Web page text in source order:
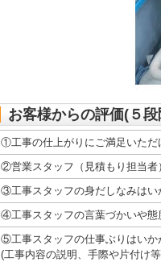
お客様からの評価(５段
①工事の仕上がりにご満足いただ
②営業スタッフ（見積もり担当者
③工事スタッフの身だしなみはい
④工事スタッフの言葉づかいや態
⑤工事スタッフの仕事ぶりはいか
(工事内容の説明、手際や片付け